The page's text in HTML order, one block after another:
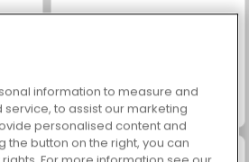
Trollface Quest: USA 2
information to measure and
to assist our marketing
personalised content and
the button on the right, you can